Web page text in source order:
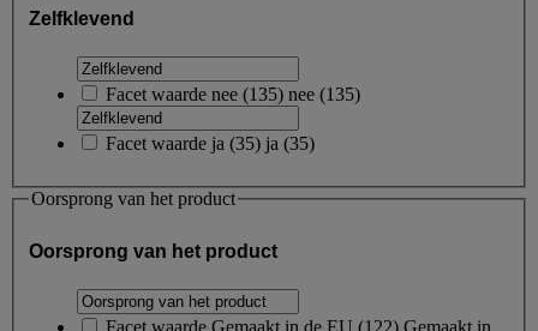
Zelfklevend
Facet waarde nee (135) nee (135)
Facet waarde ja (35) ja (35)
Oorsprong van het product
Oorsprong van het product
Facet waarde Gemaakt in de EU (122) Gemaakt in